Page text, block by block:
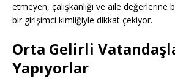
etmeyen, çalışkanlığı ve aile değerlerine
bir girişimci kimliğiyle dikkat çekiyor.
Orta Gelirli
Yapıyorlar